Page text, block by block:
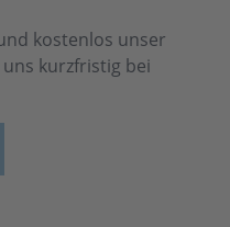
kostenlos unser
kurzfristig bei